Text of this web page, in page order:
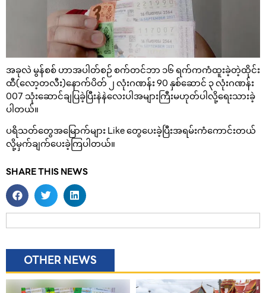
အခုလဲ မွန်စစ် ဟာအပါတ်စဉ် စက်တင်ဘာ ၁၆ ရက်ကကံထူးခဲ့တဲ့ထိုင်း
ထီ(လော့တလီး)နောက်ပိတ် ၂ လုံးဂဏန်း 90 နှစ်ဆောင် ၃ လုံးဂဏန်း
007 သုံးဆောင်ချပြခဲ့ပြီးနဲနဲလေးပါအများကြီးမဟုတ်ပါလို့ရေးသားခဲ့
ပါတယ်။
ပရိသတ်တွေအမြောက်များ Like တွေပေးခဲ့ပြီးအရမ်းကံကောင်းတယ်
လို့မှက်ချက်ပေးခဲ့ကြပါတယ်။
SHARE THIS NEWS
OTHER NEWS